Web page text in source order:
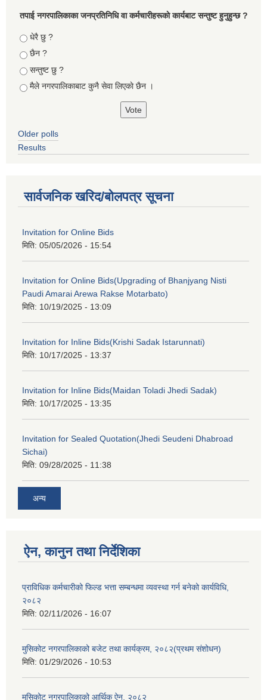
तपा‌ई नगरपालिकाका जनप्रतिनिधि वा कर्मचारीहरूकाे कार्यबाट सन्तुष्ट हुनुहुन्छ ?
Choices
धेरै छु ?
छैन ?
सन्तुष्ट छु ?
मैले नगरपालिकाबाट कुनै सेवा लिएकाे छैन ।
Older polls
Results
सार्वजनिक खरिद/बोलपत्र सूचना
Invitation for Online Bids
मिति: 05/05/2026 - 15:54
Invitation for Online Bids(Upgrading of Bhanjyang Nisti
Paudi Amarai Arewa Rakse Motarbato)
मिति: 10/19/2025 - 13:09
Invitation for Inline Bids(Krishi Sadak Istarunnati)
मिति: 10/17/2025 - 13:37
Invitation for Inline Bids(Maidan Toladi Jhedi Sadak)
मिति: 10/17/2025 - 13:35
Invitation for Sealed Quotation(Jhedi Seudeni Dhabroad
Sichai)
मिति: 09/28/2025 - 11:38
अन्य
ऐन, कानुन तथा निर्देशिका
प्राविधिक कर्मचारीको फिल्ड भत्ता सम्बन्धमा व्यवस्था गर्न बनेको कार्यविधि,
२०८२
मिति: 02/11/2026 - 16:07
मुसिकोट नगरपालिकाको बजेट तथा कार्यक्रम, २०८२(प्रथम संशोधन)
मिति: 01/29/2026 - 10:53
मुसिकोट नगरपालिकाको आर्थिक ऐन, २०८२